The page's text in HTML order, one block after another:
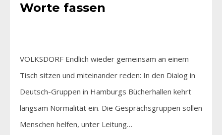
Worte fassen
VOLKSDORF Endlich wieder gemeinsam an einem
Tisch sitzen und miteinander reden: In den Dialog in
Deutsch-Gruppen in Hamburgs Bücherhallen kehrt
langsam Normalität ein. Die Gesprächsgruppen sollen
Menschen helfen, unter Leitung…